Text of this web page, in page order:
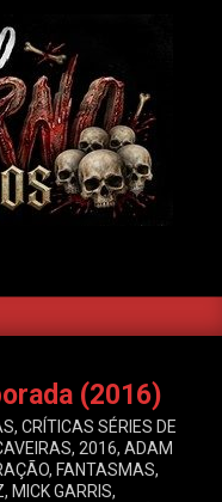
(2016)
, CRÍTICAS SÉRIES DE
, 2016, ADAM
, FANTASMAS,
, MICK GARRIS,